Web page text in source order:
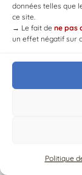
données telles que
ce site.
→ Le fait de ne pas
un effet négatif sur
Politique
© Mairie de